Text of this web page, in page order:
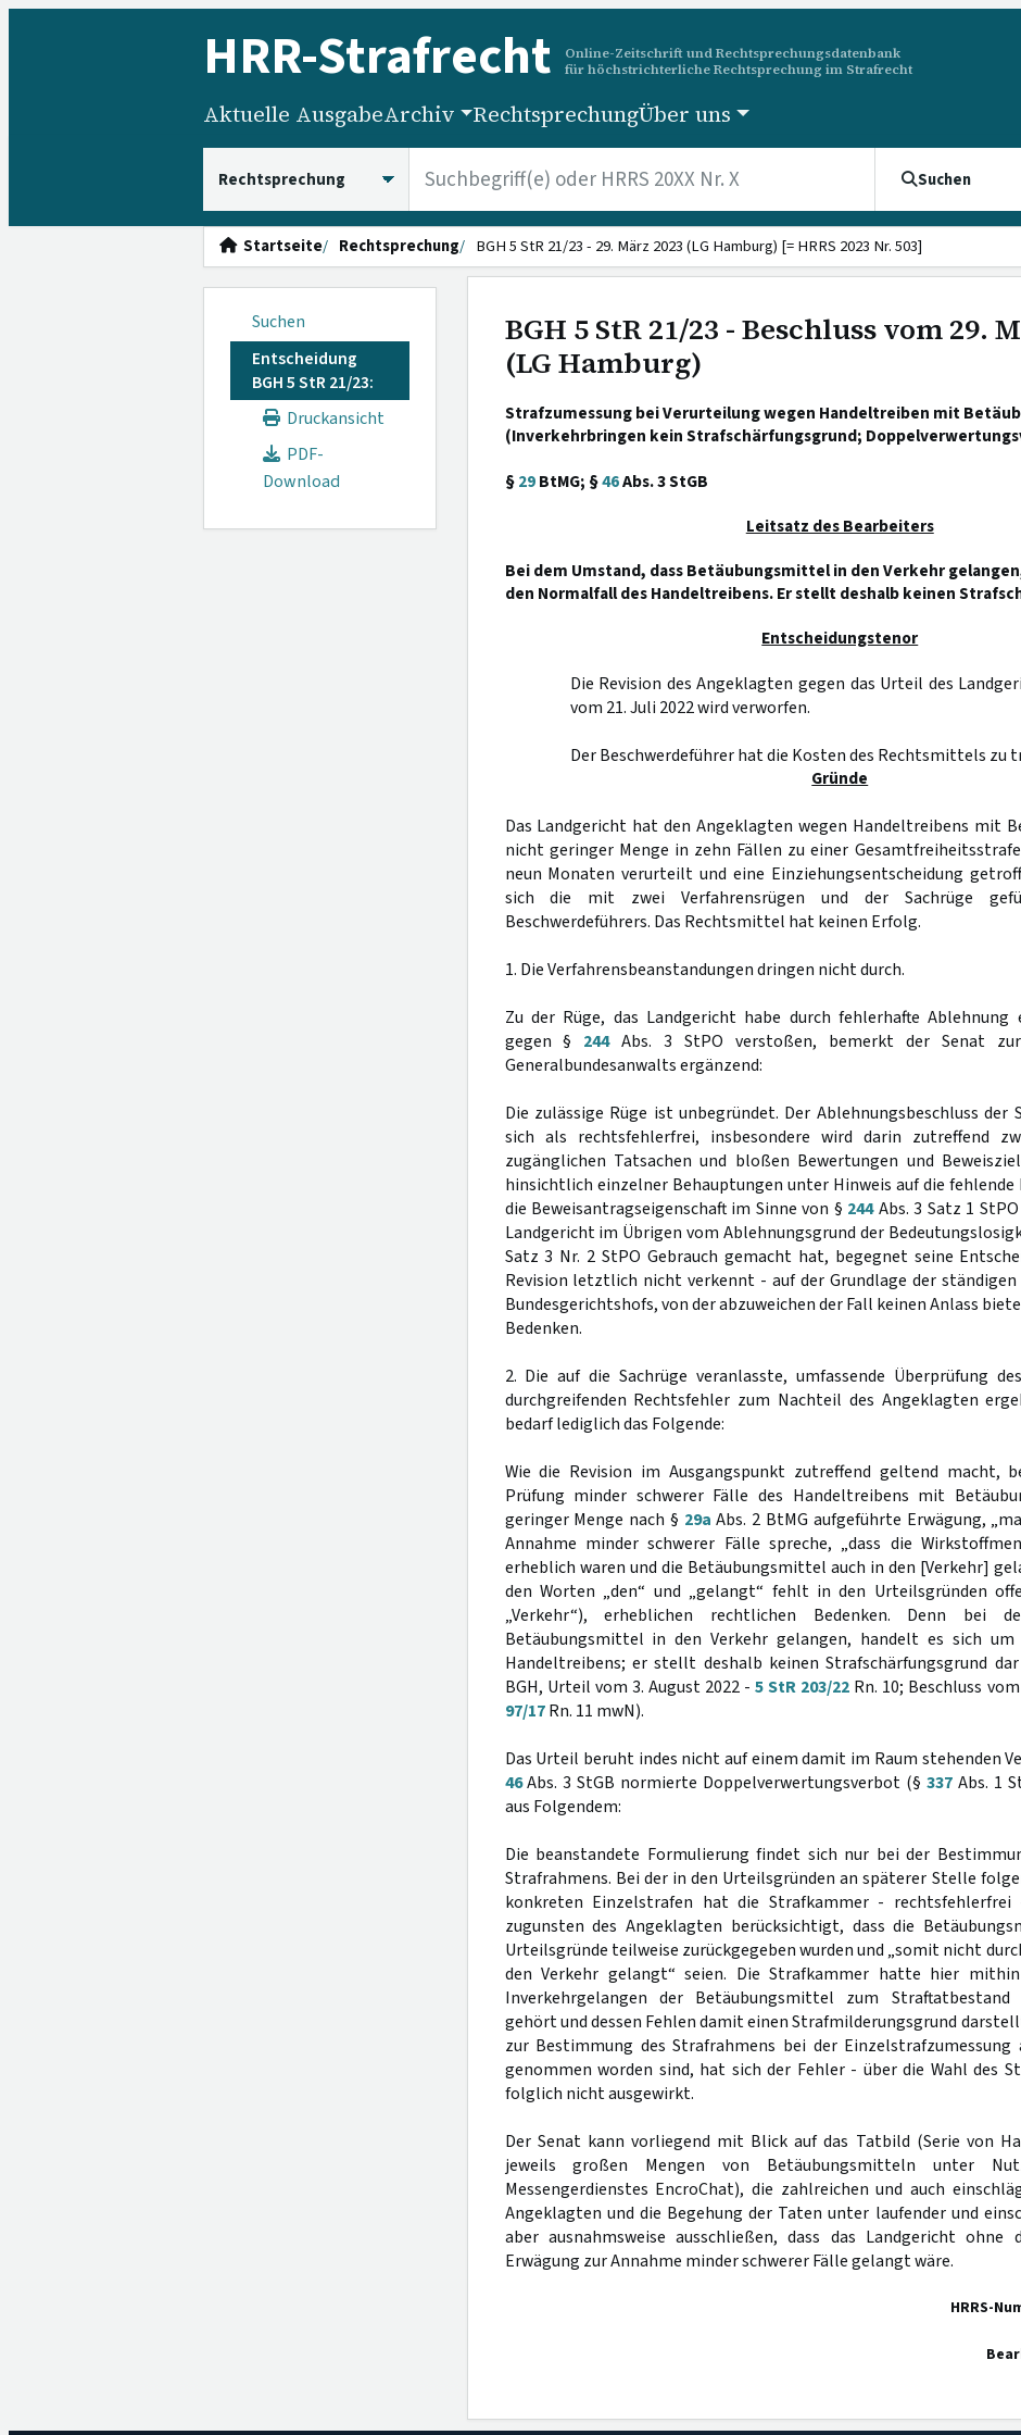
HRR-Strafrecht
Online-Zeitschrift und Rechtsprechungsdatenbank
für höchstrichterliche Rechtsprechung im Strafrecht
Aktuelle AusgabeArchiv RechtsprechungÜber uns
Suchen
Startseite Rechtsprechung BGH 5 StR 21/23 - 29. März 2023 (LG Hamburg) [= HRRS 2023 Nr. 503]
Suchen
Entscheidung
BGH 5 StR 21/23:
Druckansicht
PDF-
Download
BGH 5 StR 21/23 - Beschluss vom 29.
(LG Hamburg)
Strafzumessung bei Verurteilung wegen Handeltreiben mit
(Inverkehrbringen kein Strafschärfungsgrund;
§29BtMG; §46Abs. 3 StGB
Leitsatz des Bearbeiters
Bei dem Umstand, dass Betäubungsmittel in den Verkehr
den Normalfall des Handeltreibens. Er stellt deshalb keinen
Entscheidungstenor
Die Revision des Angeklagten gegen das Urteil des
vom 21. Juli 2022 wird verworfen.
Der Beschwerdeführer hat die Kosten des Rechtsmittels zu
Gründe
Das Landgericht hat den Angeklagten wegen Handeltreibens mit
nicht geringer Menge in zehn Fällen zu einer
neun Monaten verurteilt und eine Einziehungsentscheidung
sich die mit zwei Verfahrensrügen und der Sachrüge
Beschwerdeführers. Das Rechtsmittel hat keinen Erfolg.
1. Die Verfahrensbeanstandungen dringen nicht durch.
Zu der Rüge, das Landgericht habe durch fehlerhafte Ablehnung
gegen § 244Abs. 3 StPO verstoßen, bemerkt der Senat zur
Generalbundesanwalts ergänzend:
Die zulässige Rüge ist unbegründet. Der Ablehnungsbeschluss
sich als rechtsfehlerfrei, insbesondere wird darin zutreffend
zugänglichen Tatsachen und bloßen Bewertungen und
hinsichtlich einzelner Behauptungen unter Hinweis auf die
die Beweisantragseigenschaft im Sinne von § 244Abs. 3 Satz 1
Landgericht im Übrigen vom Ablehnungsgrund der
Satz 3 Nr. 2 StPO Gebrauch gemacht hat, begegnet seine
Revision letztlich nicht verkennt - auf der Grundlage der ständigen
Bundesgerichtshofs, von der abzuweichen der Fall keinen Anlass
Bedenken.
2. Die auf die Sachrüge veranlasste, umfassende Überprüfung
durchgreifenden Rechtsfehler zum Nachteil des Angeklagten
bedarf lediglich das Folgende:
Wie die Revision im Ausgangspunkt zutreffend geltend macht,
Prüfung minder schwerer Fälle des Handeltreibens mit
geringer Menge nach § 29a Abs. 2 BtMG aufgeführte Erwägung,
Annahme minder schwerer Fälle spreche, „dass die
erheblich waren und die Betäubungsmittel auch in den [Verkehr]
den Worten „den“ und „gelangt“ fehlt in den Urteilsgründen
„Verkehr“), erheblichen rechtlichen Bedenken. Denn bei
Betäubungsmittel in den Verkehr gelangen, handelt es sich
Handeltreibens; er stellt deshalb keinen Strafschärfungsgrund
BGH, Urteil vom 3. August 2022 -5 StR 203/22 Rn. 10; Beschluss
97/17Rn. 11 mwN).
Das Urteil beruht indes nicht auf einem damit im Raum stehenden
46Abs. 3 StGB normierte Doppelverwertungsverbot (§337 Abs. 1
aus Folgendem:
Die beanstandete Formulierung findet sich nur bei der
Strafrahmens. Bei der in den Urteilsgründen an späterer Stelle
konkreten Einzelstrafen hat die Strafkammer -
zugunsten des Angeklagten berücksichtigt, dass die
Urteilsgründe teilweise zurückgegeben wurden und „somit nicht
den Verkehr gelangt“ seien. Die Strafkammer hatte hier
Inverkehrgelangen der Betäubungsmittel zum Straftatbestand
gehört und dessen Fehlen damit einen Strafmilderungsgrund
zur Bestimmung des Strafrahmens bei der
genommen worden sind, hat sich der Fehler - über die Wahl des
folglich nicht ausgewirkt.
Der Senat kann vorliegend mit Blick auf das Tatbild (Serie von
jeweils großen Mengen von Betäubungsmitteln unter
Messengerdienstes EncroChat), die zahlreichen und auch
Angeklagten und die Begehung der Taten unter laufender und
aber ausnahmsweise ausschließen, dass das Landgericht ohne
Erwägung zur Annahme minder schwerer Fälle gelangt wäre.
HRRS-